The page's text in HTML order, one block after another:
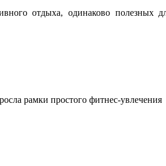
отдыха, одинаково
рамки простого фитнес-увлечения